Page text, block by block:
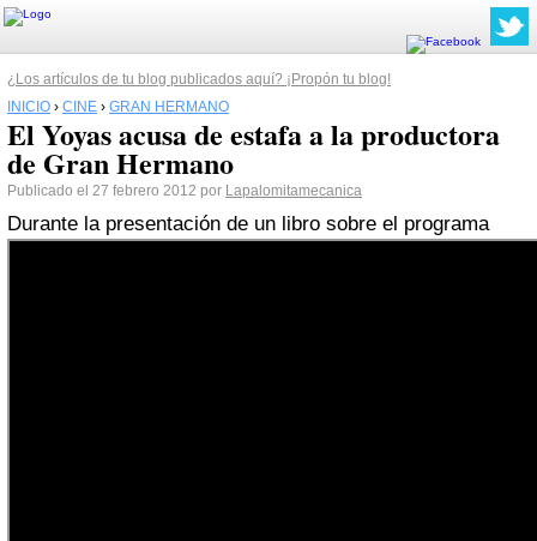
¿Los artículos de tu blog publicados aquí? ¡Propón tu blog!
INICIO › CINE › GRAN HERMANO
El Yoyas acusa de estafa a la productora
de Gran Hermano
Publicado el 27 febrero 2012 por Lapalomitamecanica
Durante la presentación de un libro sobre el programa